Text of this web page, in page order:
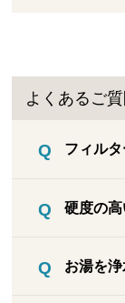
よくあるご
フィルタ
プが点滅
交換し
硬度の
少しずつ
お湯を